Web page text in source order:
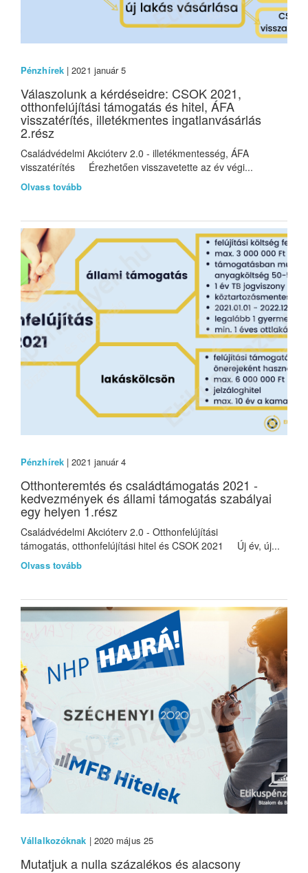
Pénzhírek| 2021 január 5
Válaszolunk a kérdéseidre: CSOK 2021,
otthonfelújítási támogatás és hitel, ÁFA
visszatérítés, illetékmentes ingatlanvásárlás
2.rész
Családvédelmi Akcióterv 2.0 - illetékmentesség, ÁFA
visszatérítés Érezhetően visszavetette az év végi...
Olvass tovább
Pénzhírek| 2021 január 4
Otthonteremtés és családtámogatás 2021 -
kedvezmények és állami támogatás szabályai
egy helyen 1.rész
Családvédelmi Akcióterv 2.0 - Otthonfelújítási
támogatás, otthonfelújítási hitel és CSOK 2021 Új év, új...
Olvass tovább
Vállalkozóknak | 2020 május 25
Mutatjuk a nulla százalékos és alacsony